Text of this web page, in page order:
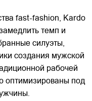
fast-fashion, Kardo
темп и
силуэты,
создания мужской
рабочей
оптимизированы под